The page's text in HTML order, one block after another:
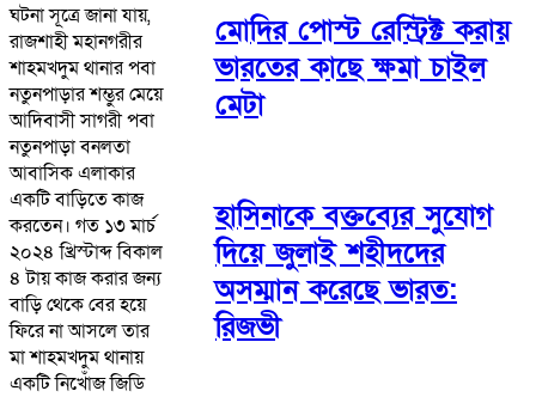
ঘটনা সূত্রে জানা যায়,
রাজশাহী মহানগরীর
শাহমখদুম থানার পবা
নতুনপাড়ার শম্ভুর মেয়ে
আদিবাসী সাগরী পবা
নতুনপাড়া বনলতা
আবাসিক এলাকার
একটি বাড়িতে কাজ
করতেন। গত ১৩ মার্চ
২০২৪ খ্রিস্টাব্দ বিকাল
৪ টায় কাজ করার জন্য
বাড়ি থেকে বের হয়ে
ফিরে না আসলে তার
মা শাহমখদুম থানায়
একটি নিখোঁজ জিডি
মোদির পোস্ট রেস্ট্রিক্ট করায়
ভারতের কাছে ক্ষমা চাইল
মেটা
হাসিনাকে বক্তব্যের সুযোগ
দিয়ে জুলাই শহীদদের
অসম্মান করেছে ভারত:
রিজভী